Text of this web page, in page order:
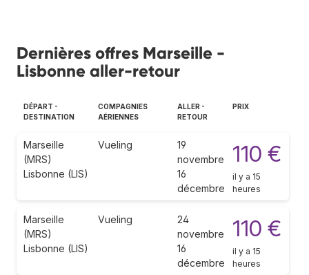
Dernières offres Marseille -
Lisbonne aller-retour
DÉPART -
DESTINATION
COMPAGNIES
AÉRIENNES
ALLER -
RETOUR
PRIX
Marseille
(MRS)
Lisbonne (LIS)
Vueling
19
novembre
16
décembre
110 €
il y a 15
heures
Marseille
(MRS)
Lisbonne (LIS)
Vueling
24
novembre
16
décembre
110 €
il y a 15
heures